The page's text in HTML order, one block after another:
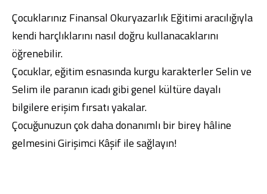
Çocuklarınız Finansal Okuryazarlık Eğitimi aracılığıyla
kendi harçlıklarını nasıl doğru kullanacaklarını
öğrenebilir.
Çocuklar, eğitim esnasında kurgu karakterler Selin ve
Selim ile paranın icadı gibi genel kültüre dayalı
bilgilere erişim fırsatı yakalar.
Çocuğunuzun çok daha donanımlı bir birey hâline
gelmesini Girişimci Kâşif ile sağlayın!